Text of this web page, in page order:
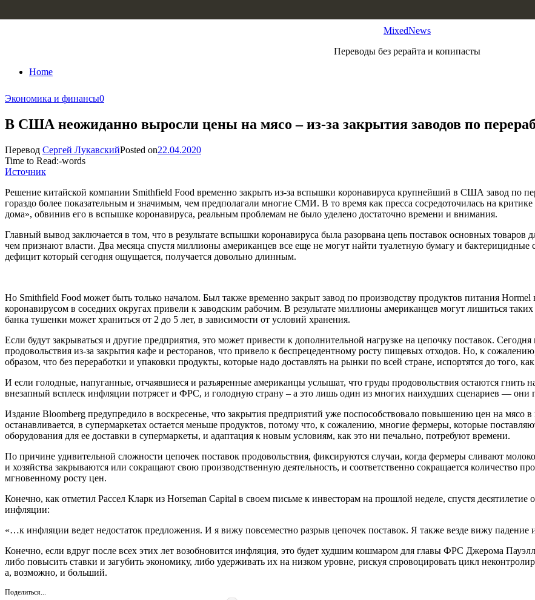
MixedNews
Переводы без рерайта и копипасты
Home
Экономика и финансы0
В США неожиданно выросли цены на мясо – из-за закрытия заводов по
Перевод Сергей ЛукавскийPosted on22.04.2020
Time to Read:-words
Источник
Решение китайской компании Smithfield Food временно закрыть из-за вспышки коронавируса крупнейший в США завод по
гораздо более показательным и значимым, чем предполагали многие СМИ. В то время как пресса сосредоточилась на критике
дома», обвинив его в вспышке коронавируса, реальным проблемам не было уделено достаточно времени и внимания.
Главный вывод заключается в том, что в результате вспышки коронавируса была разорвана цепь поставок основных
чем признают власти. Два месяца спустя миллионы американцев все еще не могут найти туалетную бумагу и
дефицит который сегодня ощущается, получается довольно длинным.
Но Smithfield Food может быть только началом. Был также временно закрыт завод по производству продуктов питания
коронавирусом в соседних округах привели к заводским рабочим. В результате миллионы американцев могут лишиться
банка тушенки может храниться от 2 до 5 лет, в зависимости от условий хранения.
Если будут закрываться и другие предприятия, это может привести к дополнительной нагрузке на цепочку поставок.
продовольствия из-за закрытия кафе и ресторанов, что привело к беспрецедентному росту пищевых отходов. Но, к
образом, что без переработки и упаковки продукты, которые надо доставлять на рынки по всей стране, испортятся до того,
И если голодные, напуганные, отчаявшиеся и разъяренные американцы услышат, что груды продовольствия остаются гнить
внезапный всплеск инфляции потрясет и ФРС, и голодную страну – а это лишь один из многих наихудших сценариев — они
Издание Bloomberg предупредило в воскресенье, что закрытия предприятий уже поспособствовало повышению цен на мясо
останавливается, в супермаркетах остается меньше продуктов, потому что, к сожалению, многие фермеры, которые
оборудования для ее доставки в супермаркеты, и адаптация к новым условиям, как это ни печально, потребуют времени.
По причине удивительной сложности цепочек поставок продовольствия, фиксируются случаи, когда фермеры сливают
и хозяйства закрываются или сокращают свою производственную деятельность, и соответственно сокращается количество
мгновенному росту цен.
Конечно, как отметил Рассел Кларк из Horseman Capital в своем письме к инвесторам на прошлой неделе, спустя
инфляции:
«…к инфляции ведет недостаток предложения. И я вижу повсеместно разрыв цепочек поставок. Я также везде вижу падение
Конечно, если вдруг после всех этих лет возобновится инфляция, это будет худшим кошмаром для главы ФРС Джерома
либо повысить ставки и загубить экономику, либо удерживать их на низком уровне, рискуя спровоцировать цикл
а, возможно, и больший.
Поделиться...